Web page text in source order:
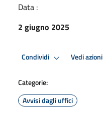
Data :
2 giugno 2025
Condividi Vedi azioni
Categorie:
Avvisi dagli uffici